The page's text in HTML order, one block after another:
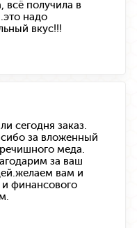
всё получила в
надо
вкус!!!
сегодня заказ.
за вложенный
меда.
за ваш
вам и
финансового